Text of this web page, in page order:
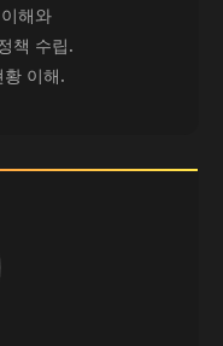
해와
책 수립.
황 이해.